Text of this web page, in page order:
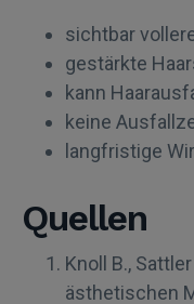
sichtbar
gestärkte
kann
keine
langfristige
Quellen
Knoll B.,
ästhetischen